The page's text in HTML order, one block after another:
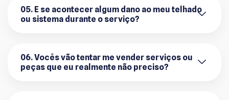
05. E se acontecer algum dano ao meu telhado
ou sistema durante o serviço?
06. Vocês vão tentar me vender serviços ou
peças que eu realmente não preciso?